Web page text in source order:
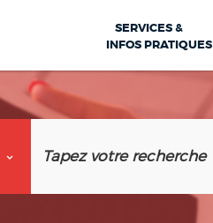
SERVICES &
INFOS PRATIQUES